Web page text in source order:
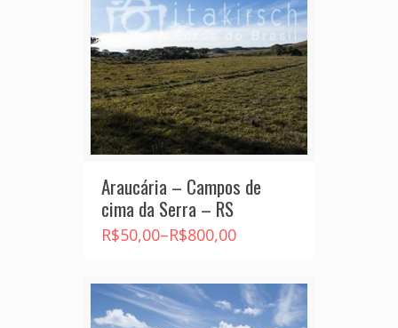
Araucária – Campos de
cima da Serra – RS
R$50,00–R$800,00